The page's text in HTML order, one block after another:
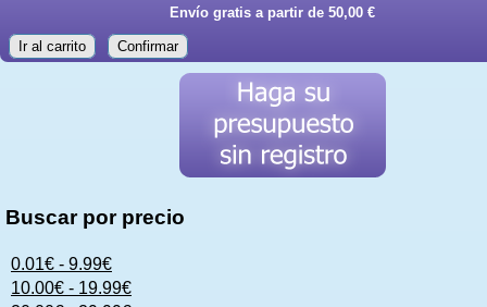
Envío gratis a partir de 50,00 €
Ir al carrito Confirmar
Buscar por precio
0.01€ - 9.99€
10.00€ - 19.99€